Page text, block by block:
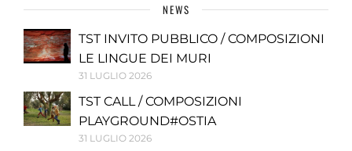
NEWS
TST INVITO PUBBLICO / COMPOSIZIONI
LE LINGUE DEI MURI
31 LUGLIO 2026
TST CALL / COMPOSIZIONI
PLAYGROUND#OSTIA
31 LUGLIO 2026